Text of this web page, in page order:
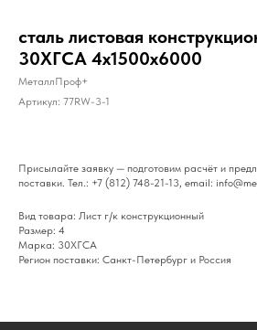
сталь листовая
30ХГСА 4х1500х6000
МеталлПроф+
Артикул: 77RW-3-1
Присылайте заявку — подготовим расчёт и
поставки. Тел.: +7 (812) 748-21-13, email:
Вид товара: Лист г/к конструкционный
Размер: 4
Марка: 30ХГСА
Регион поставки: Санкт-Петербург и Россия